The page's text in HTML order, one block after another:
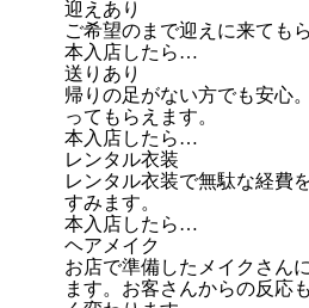
迎えあり
ご希望のまで迎えに来ても
本入店したら…
送りあり
帰りの足がない方でも安心
ってもらえます。
本入店したら…
レンタル衣装
レンタル衣装で無駄な経費
すみます。
本入店したら…
ヘアメイク
お店で準備したメイクさん
ます。お客さんからの反応